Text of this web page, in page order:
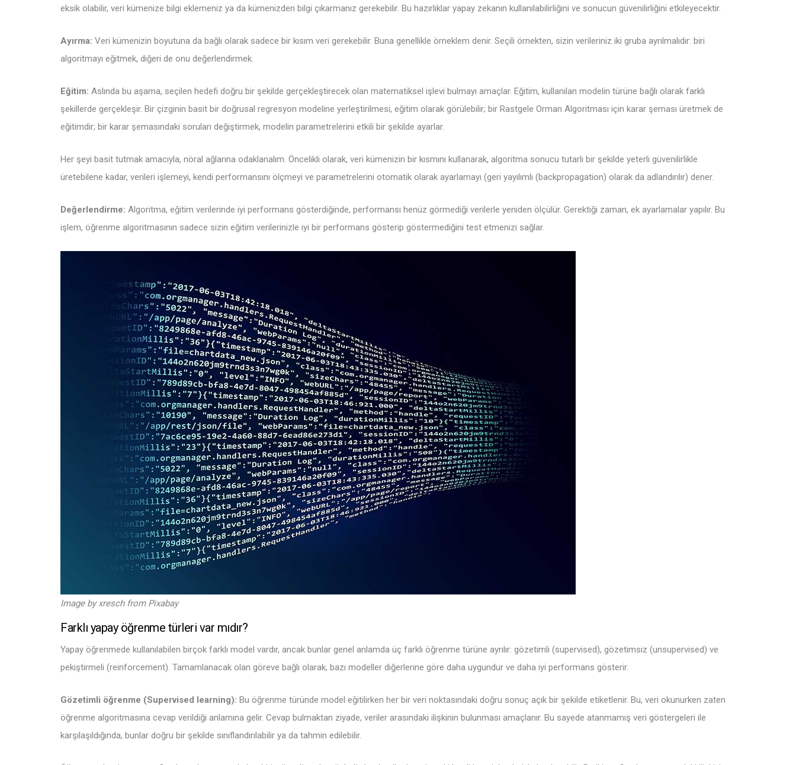
eksik olabilir, veri kümenize bilgi eklemeniz ya da kümenizden bilgi çıkarmanız gerekebilir. Bu hazırlıklar yapay zekanın kullanılabilirliğini ve sonucun güvenilirliğini etkileyecektir.
Ayırma: Veri kümenizin boyutuna da bağlı olarak sadece bir kısım veri gerekebilir. Buna genellikle örneklem denir. Seçili örnekten, sizin verileriniz iki gruba ayrılmalıdır: biri
algoritmayı eğitmek, diğeri de onu değerlendirmek.
Eğitim: Aslında bu aşama, seçilen hedefi doğru bir şekilde gerçekleştirecek olan matematiksel işlevi bulmayı amaçlar. Eğitim, kullanılan modelin türüne bağlı olarak farklı
şekillerde gerçekleşir. Bir çizginin basit bir doğrusal regresyon modeline yerleştirilmesi, eğitim olarak görülebilir; bir Rastgele Orman Algoritması için karar şeması üretmek de
eğitimdir; bir karar şemasındaki soruları değiştirmek, modelin parametrelerini etkili bir şekilde ayarlar.
Her şeyi basit tutmak amacıyla, nöral ağlarına odaklanalım. Öncelikli olarak, veri kümenizin bir kısmını kullanarak, algoritma sonucu tutarlı bir şekilde yeterli güvenilirlikle
üretebilene kadar, verileri işlemeyi, kendi performansını ölçmeyi ve parametrelerini otomatik olarak ayarlamayı (geri yayılımlı (backpropagation) olarak da adlandırılır) dener.
Değerlendirme: Algoritma, eğitim verilerinde iyi performans gösterdiğinde, performansı henüz görmediği verilerle yeniden ölçülür. Gerektiği zaman, ek ayarlamalar yapılır. Bu
işlem, öğrenme algoritmasının sadece sizin eğitim verilerinizle iyi bir performans gösterip göstermediğini test etmenizi sağlar.
Image byxreschfrom Pixabay
Farklı yapay öğrenme türleri var mıdır?
Yapay öğrenmede kullanılabilen birçok farklı model vardır, ancak bunlar genel anlamda üç farklı öğrenme türüne ayrılır: gözetimli (supervised), gözetimsiz (unsupervised) ve
pekiştirmeli (reinforcement). Tamamlanacak olan göreve bağlı olarak, bazı modeller diğerlerine göre daha uygundur ve daha iyi performans gösterir.
Gözetimli öğrenme (Supervised learning): Bu öğrenme türünde model eğitilirken her bir veri noktasındaki doğru sonuç açık bir şekilde etiketlenir. Bu, veri okunurken zaten
öğrenme algoritmasına cevap verildiği anlamına gelir. Cevap bulmaktan ziyade, veriler arasındaki ilişkinin bulunması amaçlanır. Bu sayede atanmamış veri göstergeleri ile
karşılaşıldığında, bunlar doğru bir şekilde sınıflandırılabilir ya da tahmin edilebilir.